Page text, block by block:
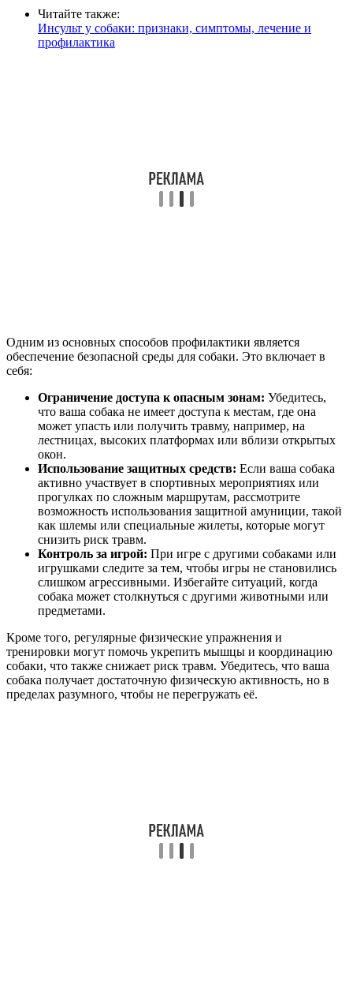
Читайте также:
Инсульт у собаки: признаки, симптомы, лечение и
профилактика
Одним из основных способов профилактики является
обеспечение безопасной среды для собаки. Это включает в
себя:
Ограничение доступа к опасным зонам: Убедитесь,
что ваша собака не имеет доступа к местам, где она
может упасть или получить травму, например, на
лестницах, высоких платформах или вблизи открытых
окон.
Использование защитных средств: Если ваша собака
активно участвует в спортивных мероприятиях или
прогулках по сложным маршрутам, рассмотрите
возможность использования защитной амуниции, такой
как шлемы или специальные жилеты, которые могут
снизить риск травм.
Контроль за игрой: При игре с другими собаками или
игрушками следите за тем, чтобы игры не становились
слишком агрессивными. Избегайте ситуаций, когда
собака может столкнуться с другими животными или
предметами.
Кроме того, регулярные физические упражнения и
тренировки могут помочь укрепить мышцы и координацию
собаки, что также снижает риск травм. Убедитесь, что ваша
собака получает достаточную физическую активность, но в
пределах разумного, чтобы не перегружать её.